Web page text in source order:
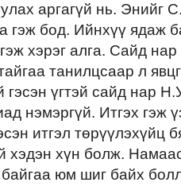
аргагүй нь. Энийг
гэж бод. Ийнхүү ядаж
хэрэг алга. Сайд
танилцсаар л
гэсэн үгтэй сайд нар
нэмэргүй. Итгэх гэж
итгэл төрүүлэхүйц
хүн болж.
юм шиг байх